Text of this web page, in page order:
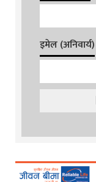
इमेल (अनिवार्य)